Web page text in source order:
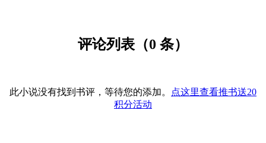
评论列表（0 条）
此小说没有找到书评，等待您的添加。
点这里查看推书送20
积分活动